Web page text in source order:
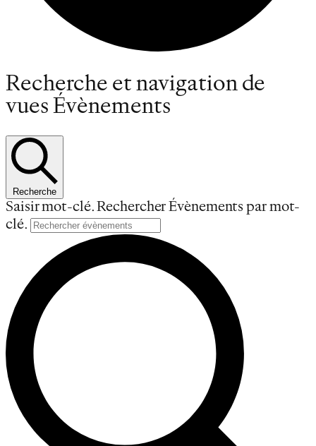
Évènements
Recherche et navigation de
vues Évènements
Recherche
Saisir mot-clé. Rechercher Évènements par mot-
clé.